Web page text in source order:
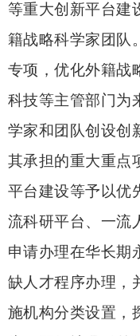
等重大创新平台建
籍战略科学家团队
专项，优化外籍战
科技等主管部门为
学家和团队创设创
其承担的重大重点
平台建设等予以优
流科研平台、一流
申请办理在华长期
缺人才程序办理，
施机构分类设置，